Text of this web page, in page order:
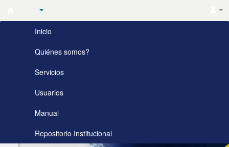
Biblioteca
Zambrano
Bucheli
AUNAR
Inicio
Quiénes somos?
Servicios
Usuarios
Manual
Repositorio Institucional